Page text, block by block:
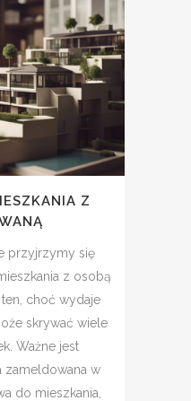
Z
przyjrzymy się
z osobą
choć wydaje
skrywać wiele
Ważne jest
zameldowana w
do mieszkania,